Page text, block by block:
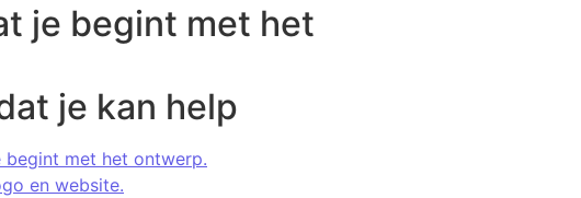
je begint met het
je kan help
met het ontwerp.
en website.